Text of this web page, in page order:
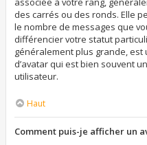
des carrés ou des ronds. Elle
le nombre de messages que
différencier votre statut
généralement plus grande, est
d’avatar qui est bien souvent
utilisateur.
Haut
Comment puis-je afficher un